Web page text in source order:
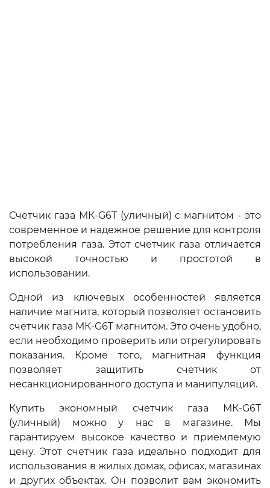
Счетчик газа МК-G6T (уличный) с магнитом - это
современное и надежное решение для контроля
потребления газа. Этот счетчик газа отличается
высокой точностью и простотой в
использовании.
Одной из ключевых особенностей является
наличие магнита, который позволяет остановить
счетчик газа МК-G6T магнитом. Это очень удобно,
если необходимо проверить или отрегулировать
показания. Кроме того, магнитная функция
позволяет защитить счетчик от
несанкционированного доступа и манипуляций.
Купить экономный счетчик газа МК-G6T
(уличный) можно у нас в магазине. Мы
гарантируем высокое качество и приемлемую
цену. Этот счетчик газа идеально подходит для
использования в жилых домах, офисах, магазинах
и других объектах. Он позволит вам экономить